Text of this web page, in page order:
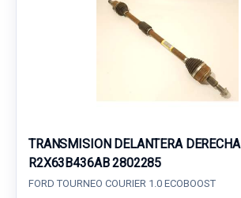
TRANSMISION DELANTERA DERECHA
R2X63B436AB 2802285
FORD TOURNEO COURIER 1.0 ECOBOOST